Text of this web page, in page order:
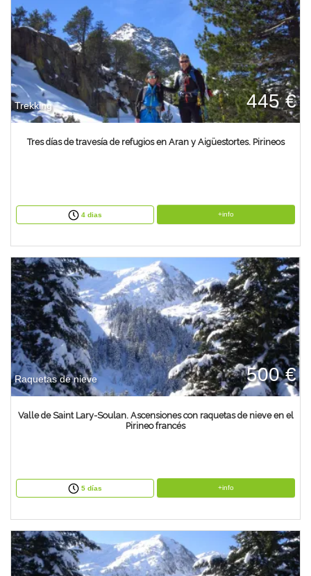
Trekking 445 €
Tres días de travesía de refugios en Aran y Aigüestortes. Pirineos
4 dias +info
Raquetas de nieve 500 €
Valle de Saint Lary-Soulan. Ascensiones con raquetas de nieve en el
Pirineo francés
5 días +info